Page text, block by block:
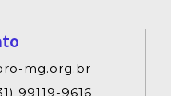
mg.org.br
99119-9616